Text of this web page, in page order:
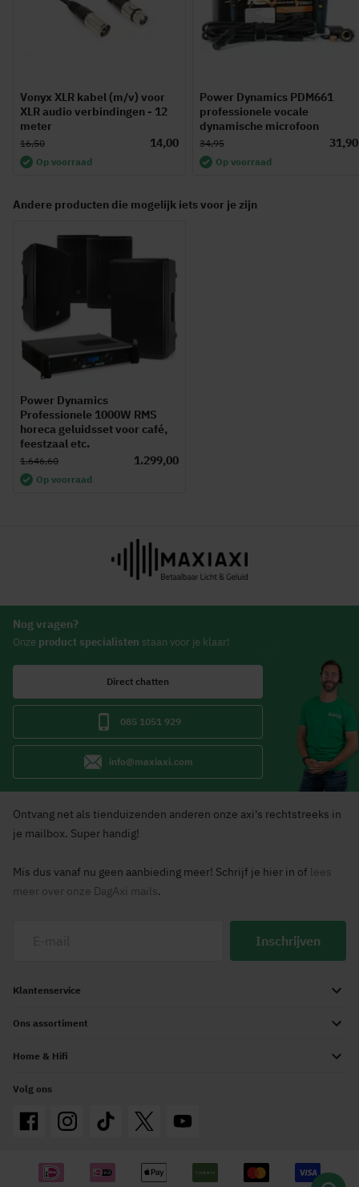
Vonyx XLR kabel (m/v) voor
XLR audio verbindingen - 12
meter
14,00
16,50
Op voorraad
Power Dynamics PDM661
professionele vocale
dynamische microfoon
31,90
34,95
Op voorraad
Andere producten die mogelijk iets voor je zijn
Power Dynamics
Professionele 1000W RMS
horeca geluidsset voor café,
feestzaal etc.
1.299,00
1.646,60
Op voorraad
Nog vragen?
Onze product specialisten staan voor je klaar!
Direct chatten
085 1051 929
info@maxiaxi.com
Ontvang net als tienduizenden anderen onze axi's rechtstreeks in
je mailbox. Super handig!
Mis dus vanaf nu geen aanbieding meer! Schrijf je hier in of lees
meer over onze DagAxi mails.
Inschrijven
Klantenservice
Ons assortiment
Home & Hifi
Volg ons